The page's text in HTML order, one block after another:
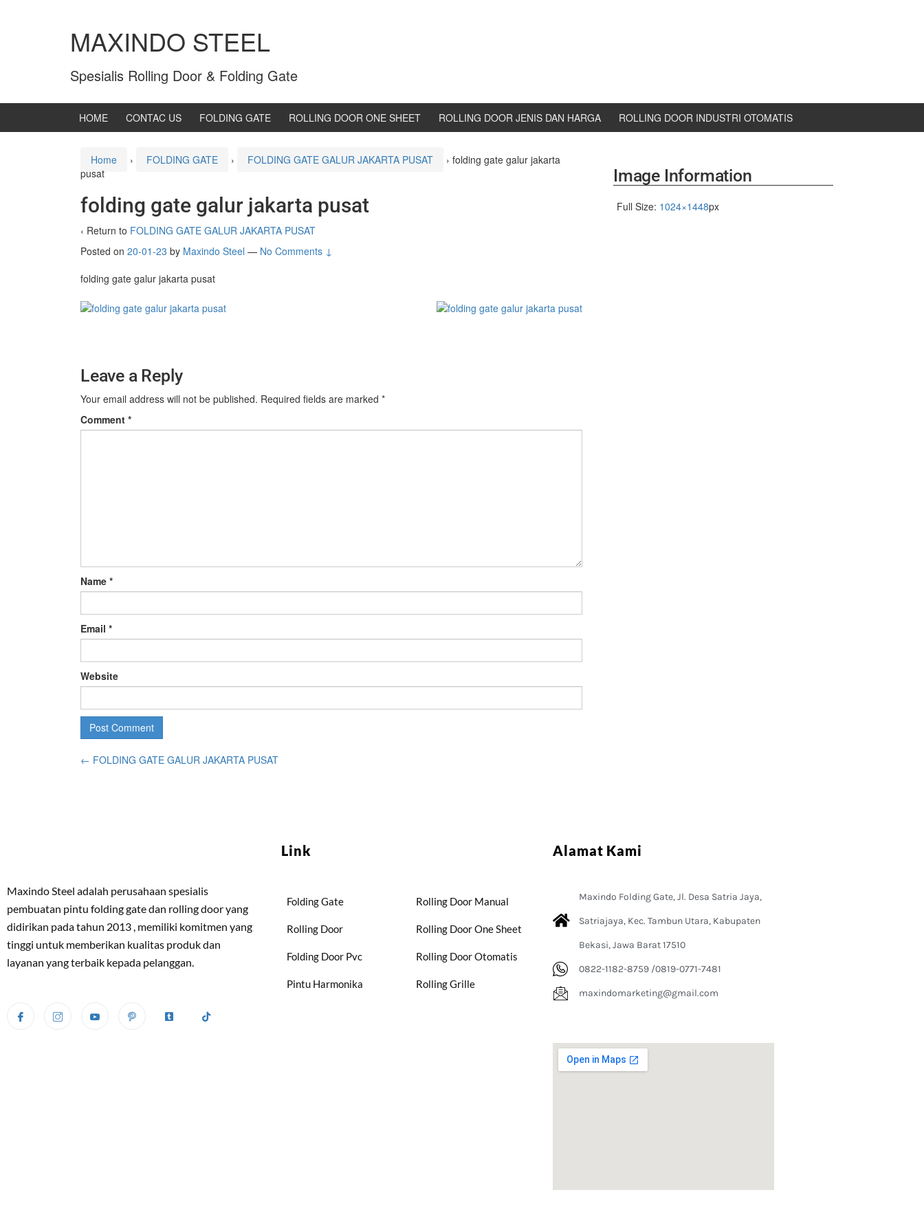
MAXINDO STEEL
Spesialis Rolling Door & Folding Gate
HOME CONTAC US FOLDING GATE ROLLING DOOR ONE SHEET ROLLING DOOR JENIS DAN HARGA ROLLING DOOR INDUSTRI OTOMATIS
Home › FOLDING GATE › FOLDING GATE GALUR JAKARTA PUSAT › folding gate galur jakarta
pusat
folding gate galur jakarta pusat
‹ Return to FOLDING GATE GALUR JAKARTA PUSAT
Posted on 20-01-23 by Maxindo Steel — No Comments ↓
folding gate galur jakarta pusat
Leave a Reply
Your email address will not be published. Required fields are marked *
Comment *
Name *
Email *
Website
← FOLDING GATE GALUR JAKARTA PUSAT
Image Information
Full Size: 1024×1448px
Maxindo Steel adalah perusahaan spesialis
pembuatan pintu folding gate dan rolling door yang
didirikan pada tahun 2013 , memiliki komitmen yang
tinggi untuk memberikan kualitas produk dan
layanan yang terbaik kepada pelanggan.
Link
Folding Gate
Rolling Door
Folding Door Pvc
Pintu Harmonika
Rolling Door Manual
Rolling Door One Sheet
Rolling Door Otomatis
Rolling Grille
Alamat Kami
Maxindo Folding Gate, Jl. Desa Satria Jaya,
Satriajaya, Kec. Tambun Utara, Kabupaten
Bekasi, Jawa Barat 17510
0822-1182-8759 /0819-0771-7481
maxindomarketing@gmail.com